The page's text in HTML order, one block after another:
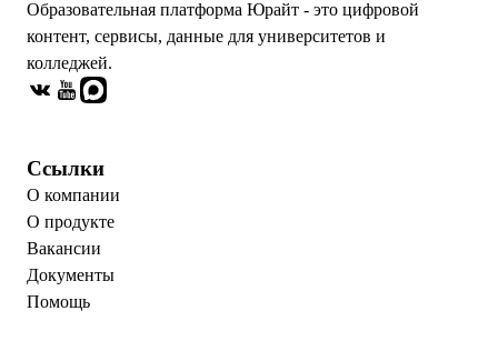
Образовательная платформа Юрайт - это цифровой
контент, сервисы, данные для университетов и
колледжей.
Ссылки
О компании
О продукте
Вакансии
Документы
Помощь